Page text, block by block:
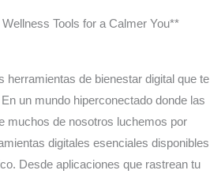
Tools for a Calmer You**
de bienestar digital que te
un mundo hiperconectado donde las
muchos de nosotros luchemos por
digitales esenciales disponibles
Desde aplicaciones que rastrean tu